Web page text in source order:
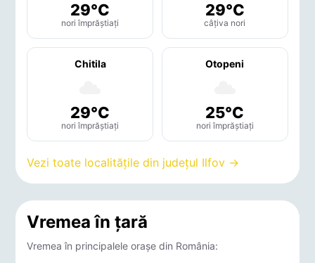
29°C
nori împrăștiați
29°C
câțiva nori
Chitila
29°C
nori împrăștiați
Otopeni
25°C
nori împrăștiați
Vezi toate localitățile din județul Ilfov →
Vremea în țară
Vremea în principalele orașe din România: